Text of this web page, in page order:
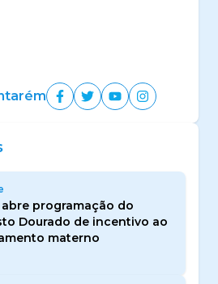
abre programação do
Dourado de incentivo ao
materno